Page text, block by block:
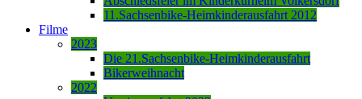
11.Sachsenbike-Heimkinderausfahrt 2012
Filme
2023
Die 21.Sachsenbike-Heimkinderausfahrt
Bikerweihnacht
2022